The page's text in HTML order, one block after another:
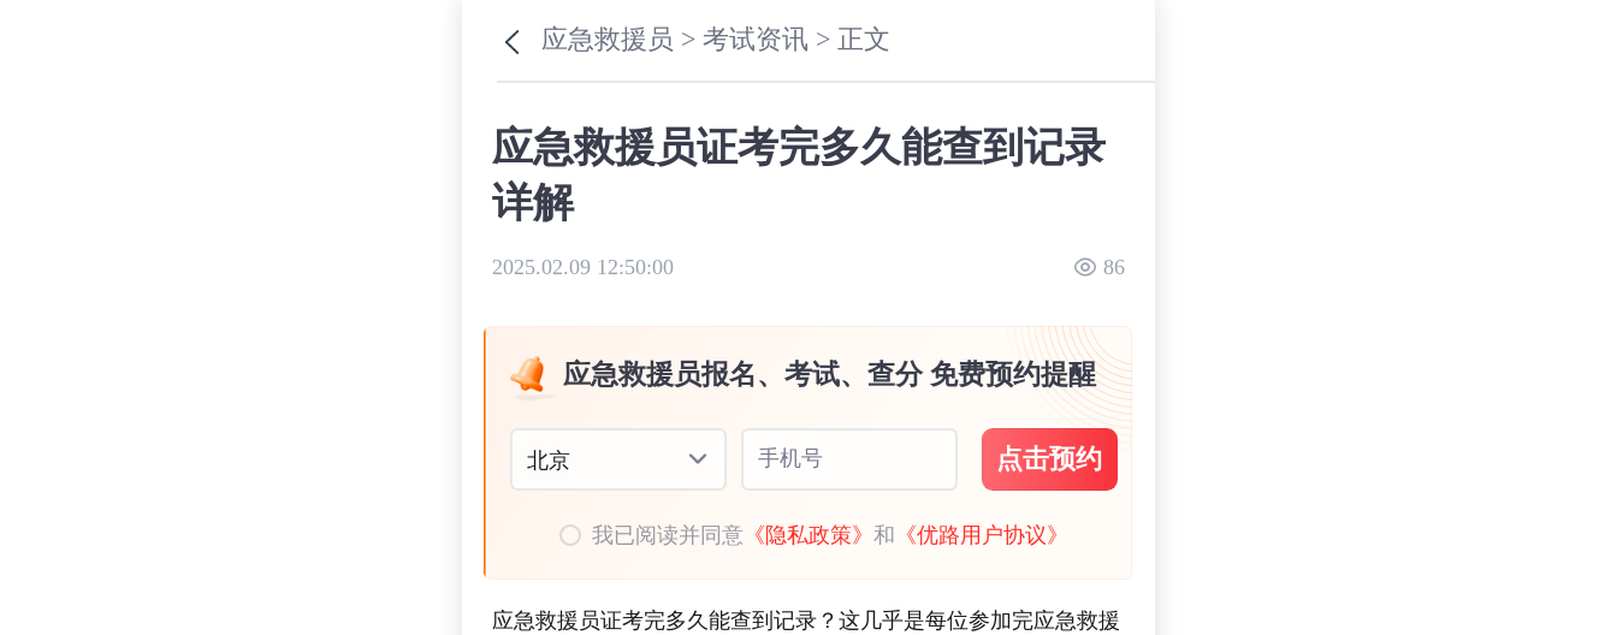
应急救援员 >考试资讯 > 正文
应急救援员证考完多久能查到记录
详解
2025.02.09 12:50:00 86
应急救援员报名、考试、查分 免费预约提醒
北京 手机号 点击预约
我已阅读并同意 《隐私政策》和 《优路用户协议》
应急救援员证考完多久能查到记录？这几乎是每位参加完应急救援